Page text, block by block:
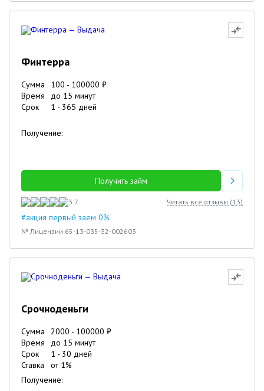
Финтерра
Сумма 100 - 100000 ₽
Время
до 15 минут
Срок
1 - 365 дней
Получение:
Получить займ
3.7 Читать все отзывы (13)
#акция первый заем 0%
№ Лицензии 65-13-035-32-002603
Срочноденьги
Сумма 2000 - 100000 ₽
Время
до 15 минут
Срок
1 - 30 дней
Ставка
от 1%
Получение: